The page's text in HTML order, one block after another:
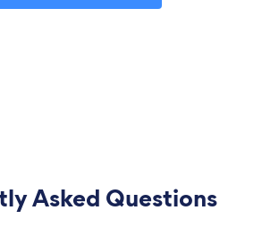
Asked Questions